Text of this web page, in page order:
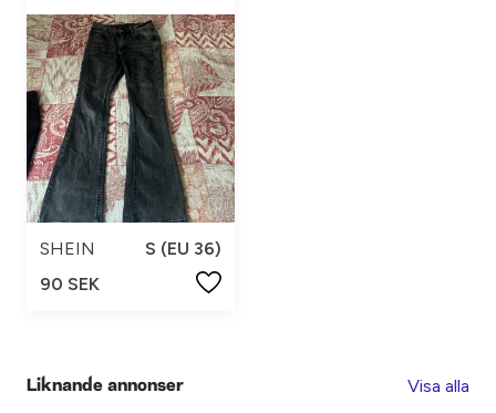
SHEIN
S (EU 36)
90 SEK
Liknande annonser Visa alla